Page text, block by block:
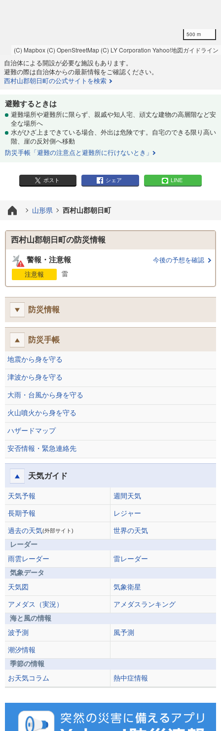
500 m
(C) Mapbox (C) OpenStreetMap (C) LY Corporation Yahoo!地図ガイドライン
自治体による開設が必要な施設もあります。
避難の際は自治体からの最新情報をご確認ください。
西村山郡朝日町の公式サイトを検索
避難するときは
避難場所や避難所に限らず、親戚や知人宅、頑丈な建物の高層階など安
全な場所へ
水がひざ上まできている場合、外出は危険です。自宅のできる限り高い
階、崖の反対側へ移動
防災手帳「避難の注意点と避難所に行けないとき」
ポスト シェア LINE
山形県 西村山郡朝日町
西村山郡朝日町の防災情報
警報・注意報
今後の予想を確認
注意報
雷
防災情報
防災手帳
地震から身を守る
津波から身を守る
大雨・台風から身を守る
火山噴火から身を守る
ハザードマップ
安否情報・緊急連絡先
天気ガイド
天気予報 週間天気
長期予報 レジャー
過去の天気(外部サイト)
世界の天気
レーダー
雨雲レーダー
雷レーダー
気象データ
天気図
気象衛星
アメダス（実況）
アメダスランキング
海と風の情報
波予測
風予測
潮汐情報
季節の情報
お天気コラム
熱中症情報